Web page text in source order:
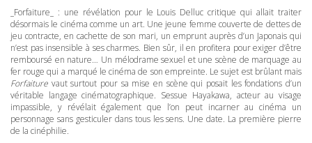
_Forfaiture_ : une révélation pour le Louis Delluc critique qui allait traiter
désormais le cinéma comme un art. Une jeune femme couverte de dettes de
jeu contracte, en cachette de son mari, un emprunt auprès d’un Japonais qui
n’est pas insensible à ses charmes. Bien sûr, il en profitera pour exiger d’être
remboursé en nature… Un mélodrame sexuel et une scène de marquage au
fer rouge qui a marqué le cinéma de son empreinte. Le sujet est brûlant mais
Forfaiture vaut surtout pour sa mise en scène qui posait les fondations d’un
véritable langage cinématographique. Sessue Hayakawa, acteur au visage
impassible, y révélait également que l’on peut incarner au cinéma un
personnage sans gesticuler dans tous les sens. Une date. La première pierre
de la cinéphilie.